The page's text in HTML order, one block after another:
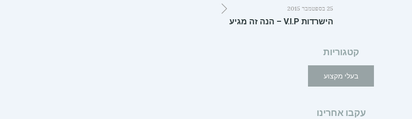
25 בספטמבר 2015
הישרדות V.I.P – הנה זה מגיע
קטגוריות
בעלי מקצוע
עקבו אחרינו